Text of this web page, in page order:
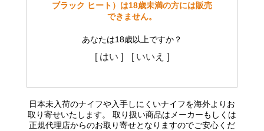
ブラック ヒート）は18歳未満の方には販売
できません。
あなたは18歳以上ですか？
[ はい ] [ いいえ ]
日本未入荷のナイフや入手しにくいナイフを海外よりお
取り寄せいたします。 取り扱い商品はメーカーもしくは
正規代理店からのお取り寄せとなりますのでご安心くだ